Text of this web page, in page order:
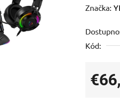
je
0,0
Značka:
Kód: